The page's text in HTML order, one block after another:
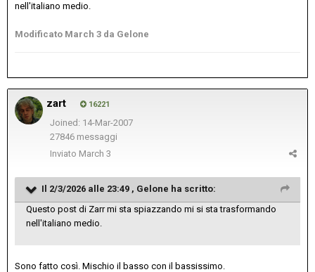
nell'italiano medio.
Modificato March 3 da Gelone
zart 16221
Joined: 14-Mar-2007
27846 messaggi
Inviato March 3
Il 2/3/2026 alle 23:49 , Gelone ha scritto:
Questo post di Zarr mi sta spiazzando mi si sta trasformando
nell'italiano medio.
Sono fatto così. Mischio il basso con il bassissimo.